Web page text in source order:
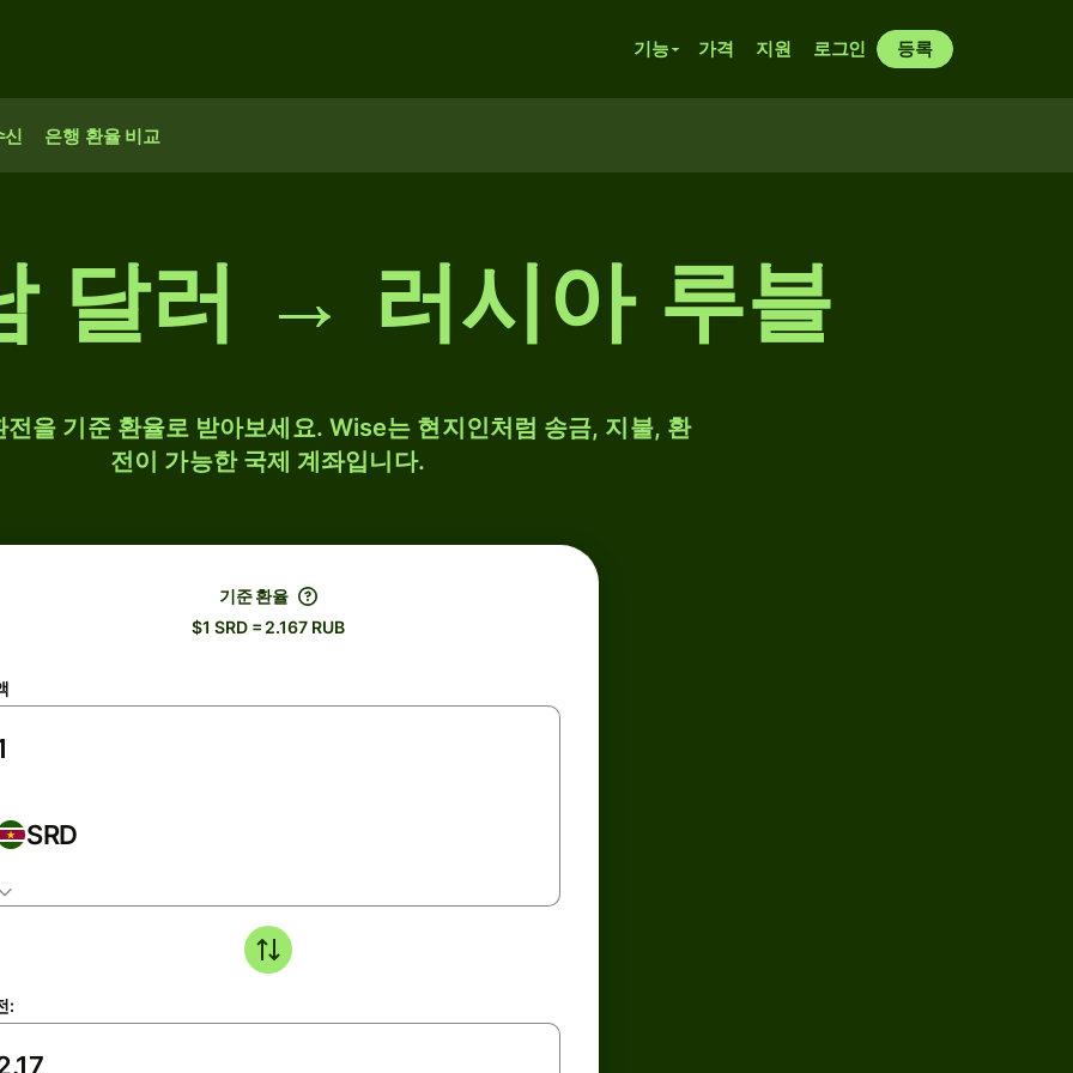
기능 가격 지원 로그인 등록
신 은행 환율 비교
달러 → 러시아 루블
을 기준 환율로 받아보세요. Wise는 현지인처럼 송금, 지불, 환
전이 가능한 국제 계좌입니다.
기준 환율
$1 SRD = 2.167 RUB
SRD
: